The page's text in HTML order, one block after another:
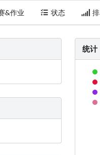
&作业 状态
统计